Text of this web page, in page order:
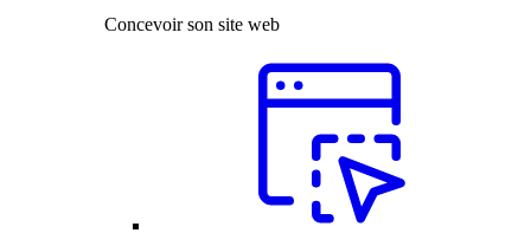
Concevoir son site web